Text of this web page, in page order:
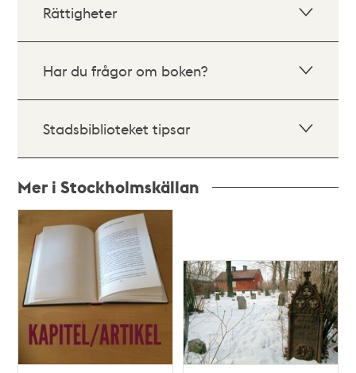
Rättigheter
Har du frågor om boken?
Stadsbiblioteket tipsar
Mer i Stockholmskällan
Relaterade
poster
och
teman